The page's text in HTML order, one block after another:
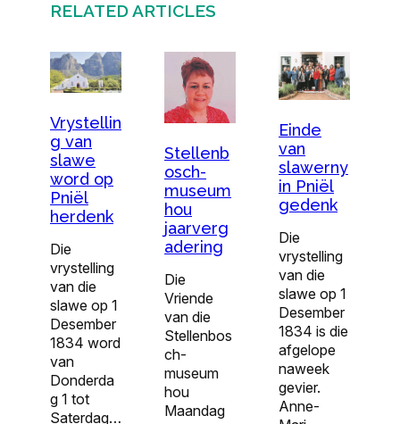
RELATED ARTICLES
Vrystellin
g van
slawe
word op
Pniël
herdenk
Die
vrystelling
van die
slawe op 1
Desember
1834 word
van
Donderda
g 1 tot
Saterdag…
Stellenb
osch-
museum
hou
jaarverg
adering
Die
Vriende
van die
Stellenbos
ch-
museum
hou
Maandag
Einde
van
slawerny
in Pniël
gedenk
Die
vrystelling
van die
slawe op 1
Desember
1834 is die
afgelope
naweek
gevier.
Anne-